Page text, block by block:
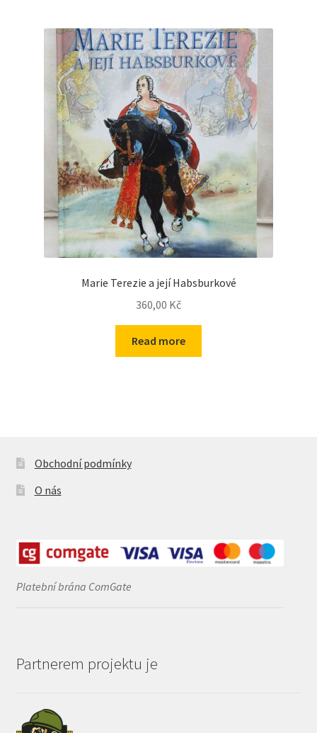
Marie Terezie a její Habsburkové
360,00 Kč
Read more
Obchodní podmínky
O nás
Platební brána ComGate
Partnerem projektu je